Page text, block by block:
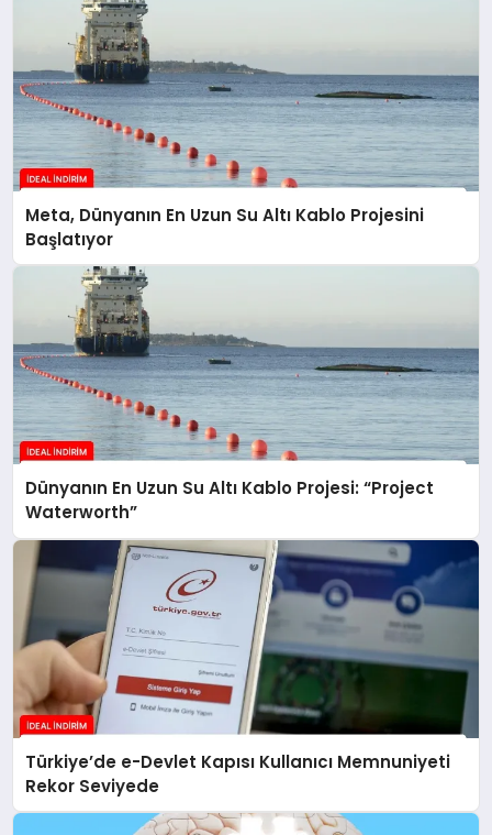
Meta, Dünyanın En Uzun Su Altı Kablo Projesini
Başlatıyor
Dünyanın En Uzun Su Altı Kablo Projesi: “Project
Waterworth”
Türkiye’de e-Devlet Kapısı Kullanıcı Memnuniyeti
Rekor Seviyede